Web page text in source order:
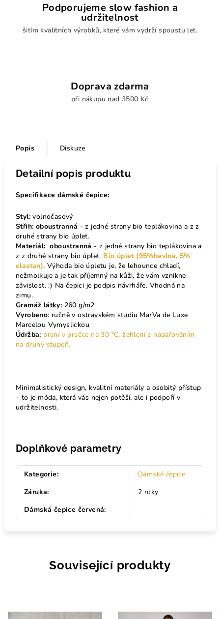
Podporujeme slow fashion a
udržitelnost
šitím kvalitních výrobků, které vám vydrží spoustu let.
Doprava zdarma
při nákupu nad 3500 Kč
Popis Diskuze
Detailní popis produktu
Specifikace dámské čepice:
Styl: volnočasový
Střih: oboustranná - z jedné strany bio teplákovina a z z
druhé strany bio úplet.
Materiál: oboustranná - z jedné strany bio teplákovina a
z z druhé strany bio úplet. Bio úplet (95%bavlna, 5%
elastan). Výhoda bio úpletu je, že lehounce chladí,
nežmolkuje a je tak příjemný na kůži, že vám vznikne
závislost. :) Na čepici je podpis návrháře. Vhodná na
zimu.
Gramáž látky: 260 g/m2
Vyrobeno: ručně v ostravském studiu MarVa de Luxe
Marcelou Vymyslickou
Údržba: praní v pračce na 30 °C, žehlení s napařováním
na druhý stupeň.
Minimalistický design, kvalitní materiály a osobitý přístup
– to je móda, která vás nejen potěší, ale i podpoří v
udržitelnosti.
Doplňkové parametry
Kategorie:
Dámské čepice
Záruka:
2 roky
Dámská čepice červená:
Související produkty